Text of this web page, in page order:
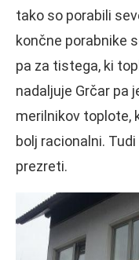
tako so porabili
končne porabnike
pa za tistega, ki
nadaljuje Grčar pa
merilnikov toplote,
bolj racionalni.
prezreti.